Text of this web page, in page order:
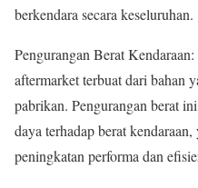
berkendara secara keseluruhan.
Pengurangan Berat
aftermarket terbuat dari bahan
pabrikan. Pengurangan berat
daya terhadap berat
peningkatan performa dan